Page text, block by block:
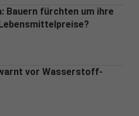
Bauern fürchten um ihre
vor Wasserstoff-